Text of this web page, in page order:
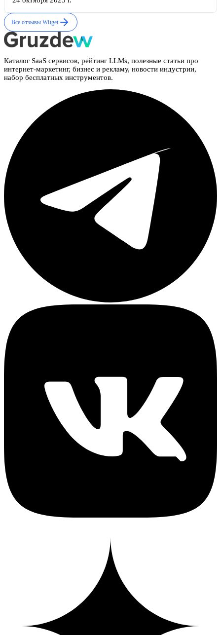
Все отзывыWitget
Каталог SaaS сервисов, рейтинг LLMs, полезные статьи про
интернет-маркетинг, бизнес и рекламу, новости индустрии,
набор бесплатных инструментов.